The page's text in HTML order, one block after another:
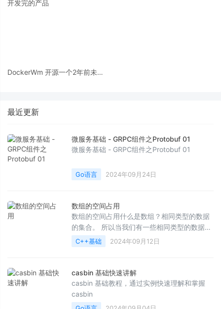
DockerWm 开源一个2年前未开
最近更新
微服务基础 - GRPC组件之Protobuf 01
微服务基础 - GRPC组件之Protobuf 01
Go语言 2024年09月24日
数组的空间占用
数组的空间占用什么是数组？相同类型的数据
的集合。 所以当我们有一些相同类型的数据需
要放到一起的时候,就可以使用数组,以方便对其
操作。
C++基础 2024年09月12日
casbin 基础快速讲解
casbin 基础教程，通过实例快速理解和掌握
casbin